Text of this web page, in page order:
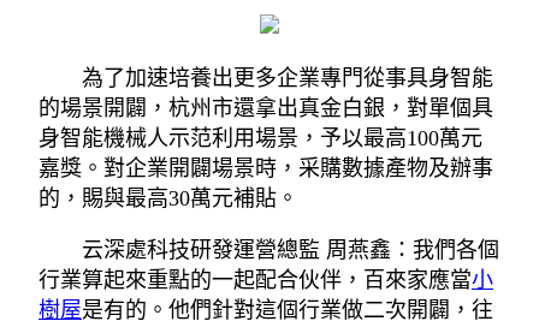
為了加速培養出更多企業專門從事具身智能
的場景開闢，杭州市還拿出真金白銀，對單個具
身智能機械人示范利用場景，予以最高100萬元
嘉獎。對企業開闢場景時，采購數據產物及辦事
的，賜與最高30萬元補貼。
云深處科技研發運營總監 周燕鑫：我們各個
行業算起來重點的一起配合伙伴，百來家應當小
樹屋是有的。他們針對這個行業做二次開闢，往